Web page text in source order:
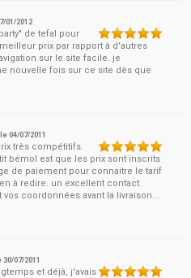
01/2012
de tefal pour
prix par rapport à d'autres
sur le site facile. je
nouvelle fois sur ce site dès que
le04/07/2011
très compétitifs.
bémol est que les prix sont inscrits
de paiement pour connaitre le tarif
à redire. un excellent contact.
coordonnées avant la livraison...
30/07/2011
et déjà, j'avais